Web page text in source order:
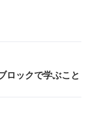
ックで学ぶこと